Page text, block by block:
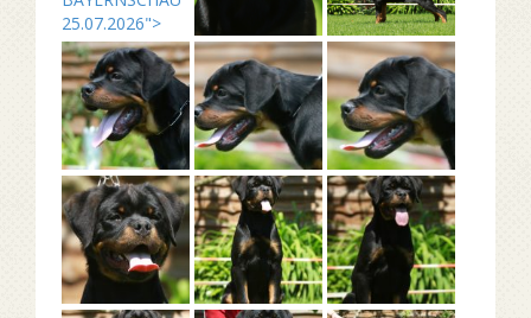
25.07.2026">